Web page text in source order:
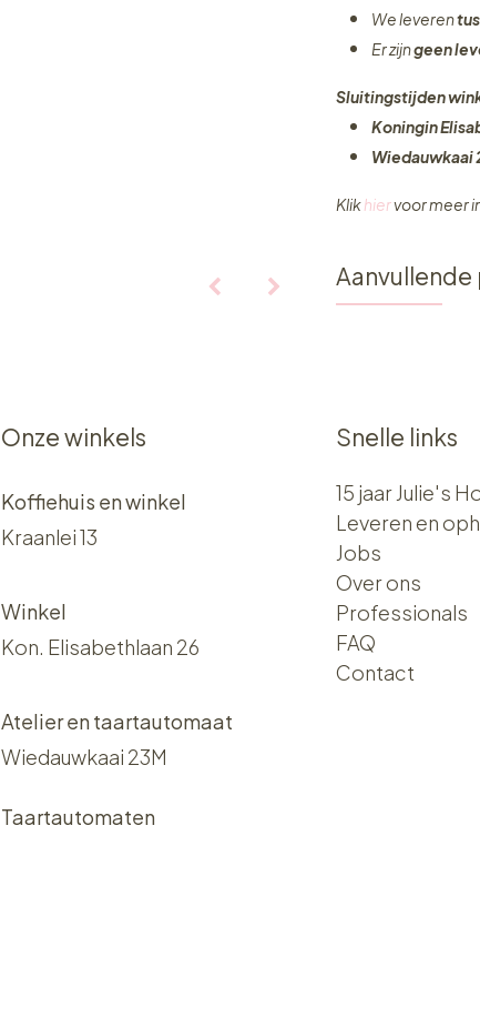
We leveren
Er zijngeen
Sluitingstijden
Koningin
Wiedauwkaai
Klikhiervoor meer
Onze winkels
Koffiehuis en winkel
Kraanlei 13
Winkel
Kon. Elisabethlaan 26
Atelier en taartautomaat
Wiedauwkaai 23M
Taartautomaten
Snelle links
15 jaar Julie's
Leveren en
Jobs
Over ons​​
Professionals
FAQ
Contact